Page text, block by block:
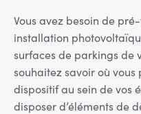
Vous avez besoin de
installation
surfaces de parkings de
souhaitez savoir où
dispositif au sein de vos
disposer d’éléments de